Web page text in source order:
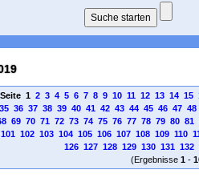
Seite 1 2 3 4 5 6 7 8 9 10 11 12 13 14 15
35 36 37 38 39 40 41 42 43 44 45 46 47 48
69 70 71 72 73 74 75 76 77 78 79 80 81
101 102 103 104 105 106 107 108 109 110
126 127 128 129 130 131 132
(Ergebnisse 1-